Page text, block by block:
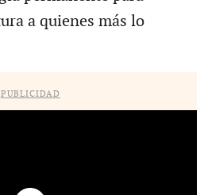
a quienes más lo
PUBLICIDAD